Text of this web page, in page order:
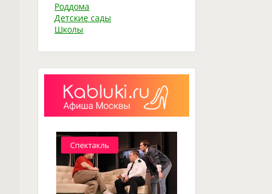
Роддома
Детские сады
Школы
Спектакль